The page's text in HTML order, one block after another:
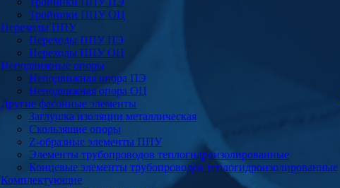
Тройники ППУ ОЦ
Переходы ППУ
Переходы ППУ ПЭ
Переходы ППУ ОЦ
Неподвижные опоры
Неподвижная опора ПЭ
Неподвижная опора ОЦ
Другие фасонные элементы
Заглушка изоляции металлическая
Скользящие опоры
Z-образные элементы ППУ
Элементы трубопроводов теплогидроизолированные
Концевые элементы трубопроводов теплогидроизолированные
Комплектующие